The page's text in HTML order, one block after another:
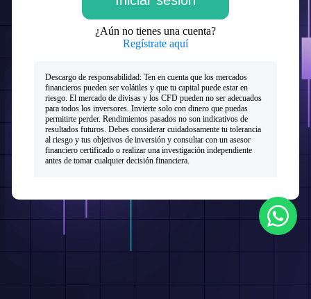
¿Aún no tienes una cuenta?
Regístrate aquí
Descargo de responsabilidad: Ten en cuenta que los mercados
financieros pueden ser volátiles y que tu capital puede estar en
riesgo. El mercado de divisas y los CFD pueden no ser adecuados
para todos los inversores. Invierte solo con dinero que puedas
permitirte perder. Rendimientos pasados no son indicativos de
resultados futuros. Debes considerar cuidadosamente tu tolerancia
al riesgo y tus objetivos de inversión y consultar con un asesor
financiero certificado o realizar una investigación independiente
antes de tomar cualquier decisión financiera.